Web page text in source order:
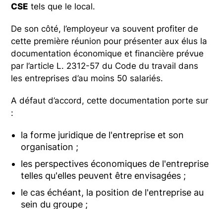
CSE tels que le local.
De son côté, l’employeur va souvent profiter de
cette première réunion pour présenter aux élus la
documentation économique et financière prévue
par l’article L. 2312-57 du Code du travail dans
les entreprises d’au moins 50 salariés.
A défaut d’accord, cette documentation porte sur
:
la forme juridique de l'entreprise et son
organisation ;
les perspectives économiques de l'entreprise
telles qu'elles peuvent être envisagées ;
le cas échéant, la position de l'entreprise au
sein du groupe ;